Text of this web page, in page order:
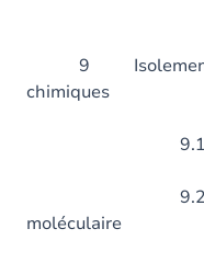
9 Isolement et
chimiques
9.1
9.2
moléculaire